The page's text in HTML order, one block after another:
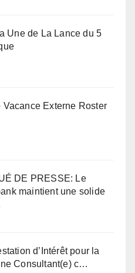
Une de La Lance du 5
Vacance Externe Roster
DE PRESSE: Le
maintient une solide
d’Intérêt pour la
Consultant(e) c…